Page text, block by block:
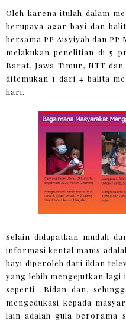
Oleh karena itulah dalam
berupaya agar bayi dan
bersama PP Aisyiyah dan
melakukan penelitian di 5
Barat, Jawa Timur, NTT
ditemukan 1 dari 4 balita
hari.
Selain didapatkan mudah
informasi kental manis
bayi diperoleh dari iklan
yang lebih mengejutkan
seperti Bidan dan,
mengedukasi kepada
lain adalah gula berorama